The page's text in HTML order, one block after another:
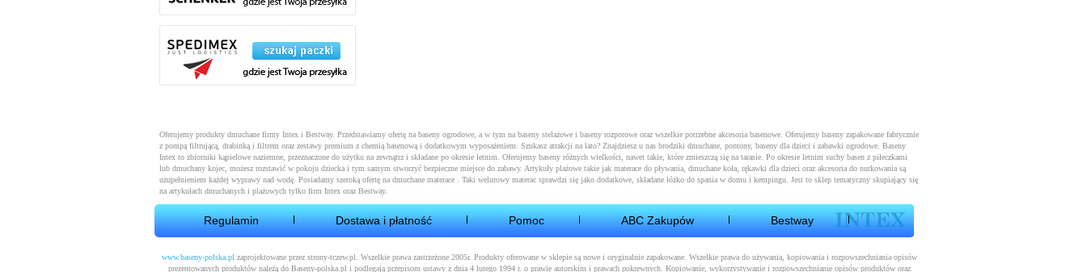
Oferujemy produkty dmuchane firmy Intex i Bestway. Przedstawiamy ofertę na baseny ogrodowe, a w tym na baseny stelażowe i baseny rozporowe oraz wszelkie potrzebne akcesoria basenowe. Oferujemy baseny zapakowane fabrycznie
z pompą filtrującą, drabinką i filtrem oraz zestawy premium z chemią basenową i dodatkowym wyposażeniem. Szukasz atrakcji na lato? Znajdziesz u nas brodziki dmuchane, pontony, baseny dla dzieci i zabawki ogrodowe. Baseny
Intex to zbiorniki kąpielowe naziemne, przeznaczone do użytku na zewnątrz i składane po okresie letnim. Oferujemy baseny różnych wielkości, nawet takie, które zmieszczą się na tarasie. Po okresie letnim suchy basen z piłeczkami
lub dmuchany kojec, możesz rozstawić w pokoju dziecka i tym samym stworzyć bezpieczne miejsce do zabawy. Artykuły plażowe takie jak materace do pływania , dmuchane koła, rękawki dla dzieci oraz akcesoria do nurkowania są
uzupełnieniem każdej wyprawy nad wodę. Posiadamy szeroką ofertę na dmuchane materace . Taki welurowy materac sprawdzi się jako dodatkowe, składane łóżko do spania w domu i kempingu. Jest to sklep tematyczny skupiający się
na artykułach dmuchanych i plażowych tylko firm Intex oraz Bestway.
Regulamin Dostawa i płatność Pomoc ABC Zakupów Bestway
www.baseny-polska.pl zaprojektowane przez strony-tczew.pl. Wszelkie prawa zastrzeżone 2005r. Produkty oferowane w sklepie są nowe i oryginalnie zapakowane. Wszelkie prawa do używania, kopiowania i rozpowszechniania opisów
prezentowanych produktów należą do Baseny-polska.pl i podlegają przepisom ustawy z dnia 4 lutego 1994 r. o prawie autorskim i prawach pokrewnych. Kopiowanie, wykorzystywanie i rozpowszechnianie opisów produktów oraz